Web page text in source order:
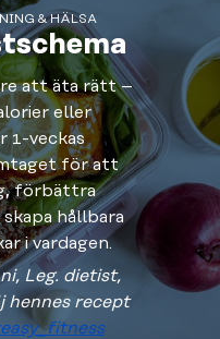
& HÄLSA
att äta rätt –
eller
1-veckas
för att
förbättra
hållbara
i vardagen.
Leg. dietist,
hennes recept